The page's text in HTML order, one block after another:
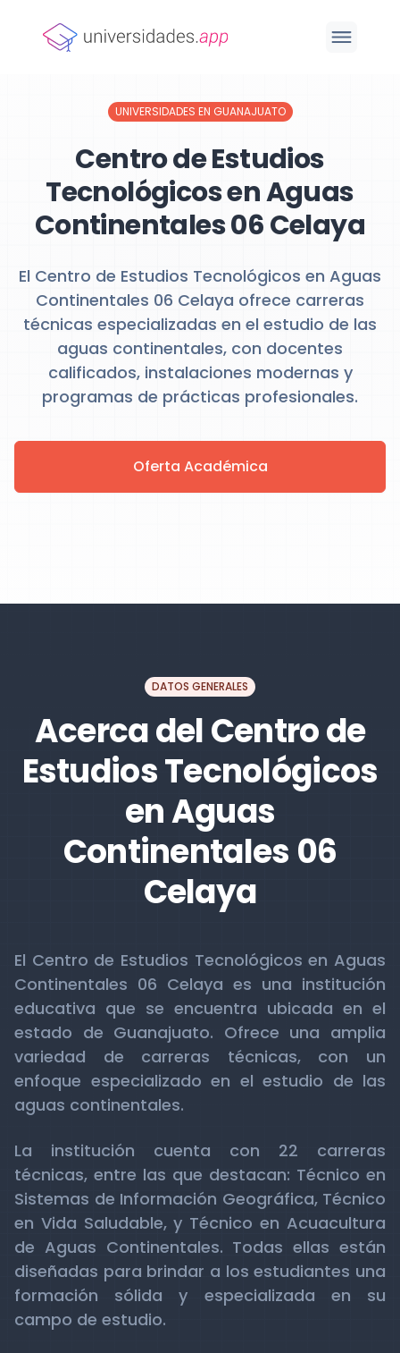
UNIVERSIDADES EN GUANAJUATO
Centro de Estudios
Tecnológicos en Aguas
Continentales 06 Celaya
El Centro de Estudios Tecnológicos en Aguas
Continentales 06 Celaya ofrece carreras
técnicas especializadas en el estudio de las
aguas continentales, con docentes
calificados, instalaciones modernas y
programas de prácticas profesionales.
Oferta Académica
DATOS GENERALES
Acerca del Centro de
Estudios Tecnológicos
en Aguas
Continentales 06
Celaya
El Centro de Estudios Tecnológicos en Aguas
Continentales 06 Celaya es una institución
educativa que se encuentra ubicada en el
estado de Guanajuato. Ofrece una amplia
variedad de carreras técnicas, con un
enfoque especializado en el estudio de las
aguas continentales.
La institución cuenta con 22 carreras
técnicas, entre las que destacan: Técnico en
Sistemas de Información Geográfica, Técnico
en Vida Saludable, y Técnico en Acuacultura
de Aguas Continentales. Todas ellas están
diseñadas para brindar a los estudiantes una
formación sólida y especializada en su
campo de estudio.